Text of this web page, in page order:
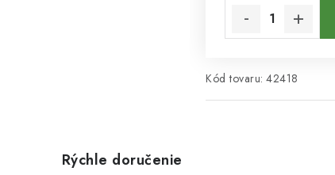
Kód tovaru: 42418
Rýchle doručenie